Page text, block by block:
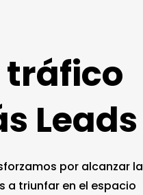
tráfico
Leads
por alcanzar la
a triunfar en el espacio